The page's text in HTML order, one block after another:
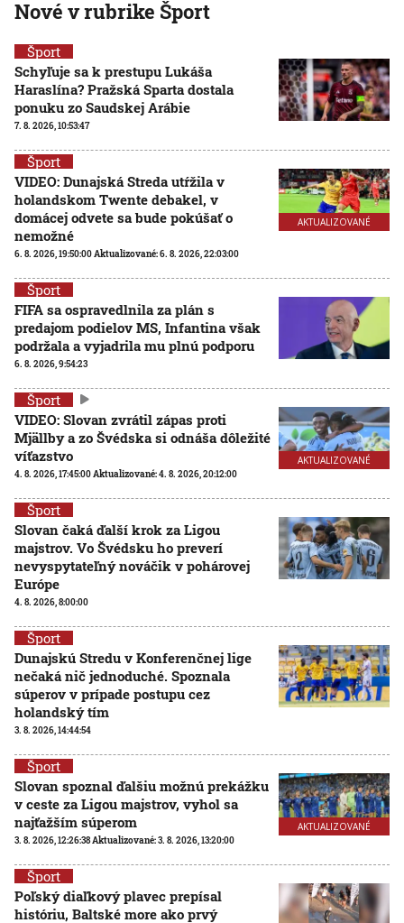
Nové v rubrike Šport
Šport
Schyľuje sa k prestupu Lukáša
Haraslína? Pražská Sparta dostala
ponuku zo Saudskej Arábie
7. 8. 2026, 10:53:47
AKTUALIZOVANÉ
Šport
VIDEO: Dunajská Streda utŕžila v
holandskom Twente debakel, v
domácej odvete sa bude pokúšať o
nemožné
6. 8. 2026, 19:50:00Aktualizované:6. 8. 2026, 22:03:00
Šport
FIFA sa ospravedlnila za plán s
predajom podielov MS, Infantina však
podržala a vyjadrila mu plnú podporu
6. 8. 2026, 9:54:23
AKTUALIZOVANÉ
Šport
VIDEO: Slovan zvrátil zápas proti
Mjällby a zo Švédska si odnáša dôležité
víťazstvo
4. 8. 2026, 17:45:00Aktualizované:4. 8. 2026, 20:12:00
Šport
Slovan čaká ďalší krok za Ligou
majstrov. Vo Švédsku ho preverí
nevyspytateľný nováčik v pohárovej
Európe
4. 8. 2026, 8:00:00
Šport
Dunajskú Stredu v Konferenčnej lige
nečaká nič jednoduché. Spoznala
súperov v prípade postupu cez
holandský tím
3. 8. 2026, 14:44:54
AKTUALIZOVANÉ
Šport
Slovan spoznal ďalšiu možnú prekážku
v ceste za Ligou majstrov, vyhol sa
najťažším súperom
3. 8. 2026, 12:26:38Aktualizované:3. 8. 2026, 13:20:00
Šport
Poľský diaľkový plavec prepísal
históriu, Baltské more ako prvý